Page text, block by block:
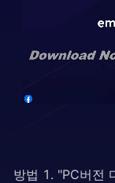
방법 1. "PC버전